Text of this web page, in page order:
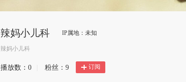
辣妈小儿科 IP属地：未知
辣妈小儿科
播放数： 0 粉丝： 9 订阅